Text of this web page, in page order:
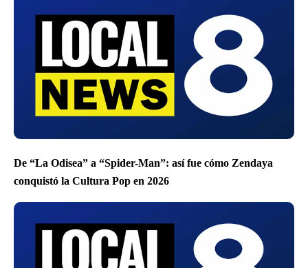
De “La Odisea” a “Spider-Man”: así fue cómo Zendaya
conquistó la Cultura Pop en 2026